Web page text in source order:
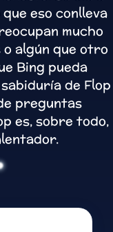
eso conlleva
mucho
algún que otro
Bing pueda
de Flop
preguntas
es, sobre todo,